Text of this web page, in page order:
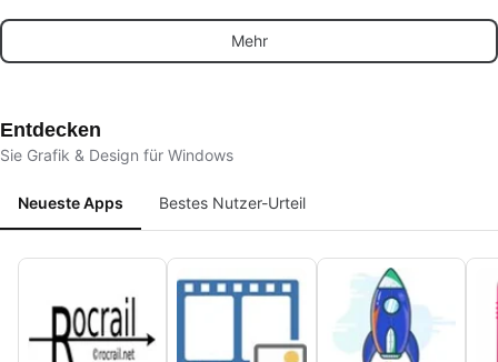
und einfaches
verlorener
Datenbankdateien
und verlorene Daten
einfach
offline,
Datenwiederherstellung
Mehr
Entdecken
Sie Grafik & Design für Windows
Neueste Apps Bestes Nutzer-Urteil